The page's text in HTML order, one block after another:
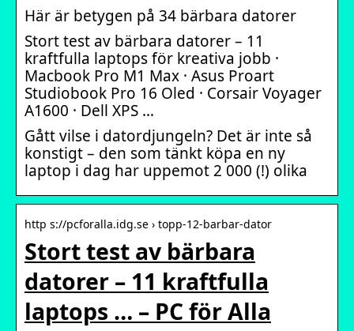
Här är betygen på 34 bärbara datorer
Stort test av bärbara datorer – 11
kraftfulla laptops för kreativa jobb ·
Macbook Pro M1 Max · Asus Proart
Studiobook Pro 16 Oled · Corsair Voyager
A1600 · Dell XPS …
Gått vilse i datordjungeln? Det är inte så
konstigt – den som tänkt köpa en ny
laptop i dag har uppemot 2 000 (!) olika
http s://pcforalla.idg.se › topp-12-barbar-dator
Stort test av bärbara
datorer – 11 kraftfulla
laptops … – PC för Alla